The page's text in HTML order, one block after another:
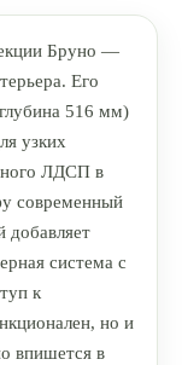
Бруно —
Его
516 мм)
узких
ЛДСП в
современный
добавляет
система с
к
но и
впишется в